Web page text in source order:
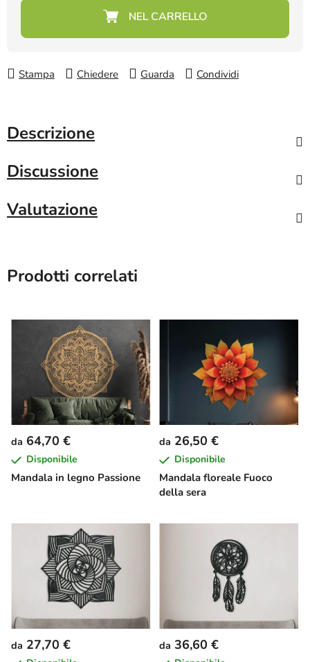
Prezzo della misura:
Stampa Chiedere Guarda Condividi
Descrizione
Discussione
Valutazione
Prodotti correlati
Mandala in legno Passione
da 64,70 €
Disponibile
Mandala floreale Fuoco
della sera
da 26,50 €
Disponibile
da 27,70 € da 36,60 €